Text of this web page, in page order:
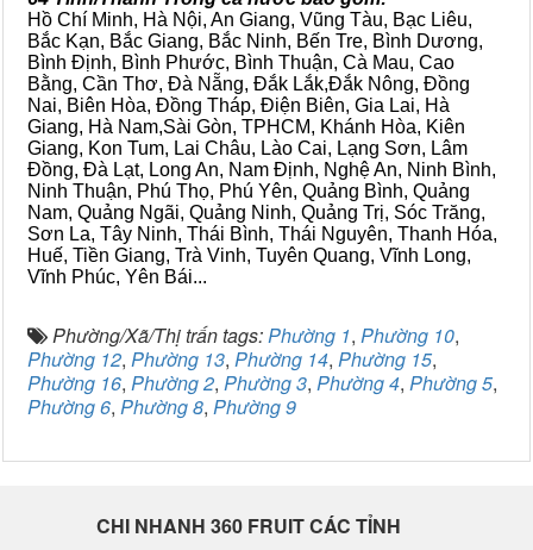
Hồ Chí Minh, Hà Nội, An Giang, Vũng Tàu, Bạc Liêu,
Bắc Kạn, Bắc Giang, Bắc Ninh, Bến Tre, Bình Dương,
Bình Định, Bình Phước, Bình Thuận, Cà Mau, Cao
Bằng, Cần Thơ, Đà Nẵng, Đắk Lắk,Đắk Nông, Đồng
Nai, Biên Hòa, Đồng Tháp, Điện Biên, Gia Lai, Hà
Giang, Hà Nam,Sài Gòn, TPHCM, Khánh Hòa, Kiên
Giang, Kon Tum, Lai Châu, Lào Cai, Lạng Sơn, Lâm
Đồng, Đà Lạt, Long An, Nam Định, Nghệ An, Ninh Bình,
Ninh Thuận, Phú Thọ, Phú Yên, Quảng Bình, Quảng
Nam, Quảng Ngãi, Quảng Ninh, Quảng Trị, Sóc Trăng,
Sơn La, Tây Ninh, Thái Bình, Thái Nguyên, Thanh Hóa,
Huế, Tiền Giang, Trà Vinh, Tuyên Quang, Vĩnh Long,
Vĩnh Phúc, Yên Bái...
Phường/Xã/Thị trấn tags:Phường 1, Phường 10,
Phường 12, Phường 13, Phường 14, Phường 15,
Phường 16, Phường 2, Phường 3, Phường 4, Phường 5,
Phường 6, Phường 8, Phường 9
CHI NHANH 360 FRUIT CÁC TỈNH